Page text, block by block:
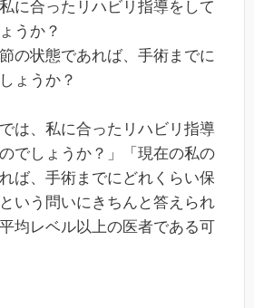
に合ったリハビリ指導をして
うか？
の状態であれば、手術までに
ょうか？
は、私に合ったリハビリ指導
でしょうか？」「現在の私の
ば、手術までにどれくらい保
いう問いにきちんと答えられ
均レベル以上の医者である可